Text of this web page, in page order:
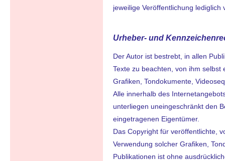
jeweilige Veröffentlichung lediglich
Urheber- und
Der Autor ist bestrebt, in allen
Texte zu beachten, von ihm
Grafiken, Tondokumente,
Alle innerhalb des
unterliegen uneingeschränkt den
eingetragenen Eigentümer.
Das Copyright für veröffentlichte,
Verwendung solcher Grafiken,
Publikationen ist ohne